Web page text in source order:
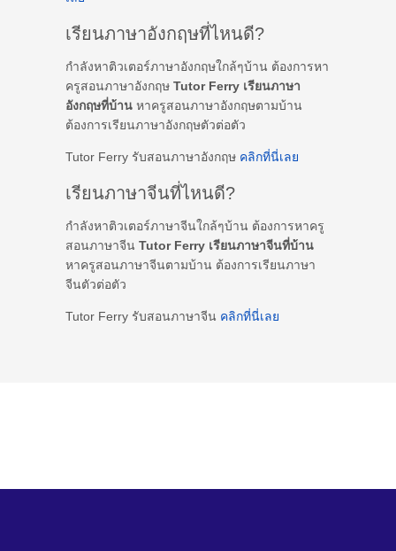
เรียนภาษาอังกฤษที่ไหนดี?
กำลังหาติวเตอร์ภาษาอังกฤษใกล้ๆบ้าน ต้องการหา
ครูสอนภาษาอังกฤษ Tutor Ferry เรียนภาษา
อังกฤษที่บ้าน หาครูสอนภาษาอังกฤษตามบ้าน
ต้องการเรียนภาษาอังกฤษตัวต่อตัว
Tutor Ferry รับสอนภาษาอังกฤษ คลิกที่นี่เลย
เรียนภาษาจีนที่ไหนดี?
กำลังหาติวเตอร์ภาษาจีนใกล้ๆบ้าน ต้องการหาครู
สอนภาษาจีน Tutor Ferry เรียนภาษาจีนที่บ้าน
หาครูสอนภาษาจีนตามบ้าน ต้องการเรียนภาษา
จีนตัวต่อตัว
Tutor Ferry รับสอนภาษาจีน คลิกที่นี่เลย